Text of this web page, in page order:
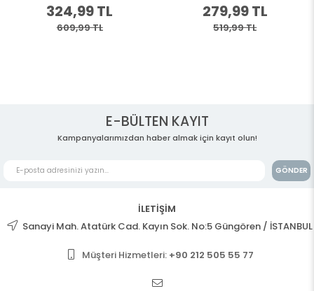
324,99 TL
609,99 TL
279,99 TL
519,99 TL
E-BÜLTEN KAYIT
Kampanyalarımızdan haber almak için kayıt olun!
GÖNDER
İLETİŞİM
Sanayi Mah. Atatürk Cad. Kayın Sok. No:5 Güngören / İSTANBUL
Müşteri Hizmetleri: +90 212 505 55 77